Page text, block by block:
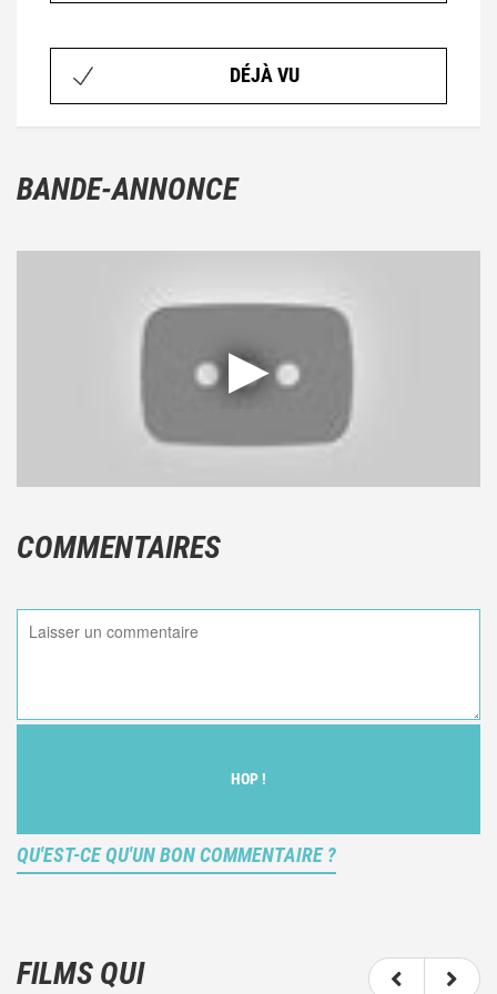
DÉJÀ VU
BANDE-ANNONCE
COMMENTAIRES
HOP !
QU'EST-CE QU'UN BON COMMENTAIRE ?
votre ressenti (et donc subjectif) du film.
FILMS QUI